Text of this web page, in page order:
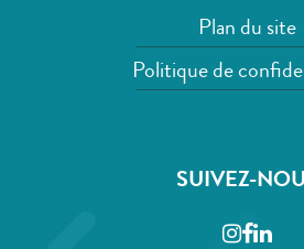
Plan du site
Politique de
SUIVEZ-